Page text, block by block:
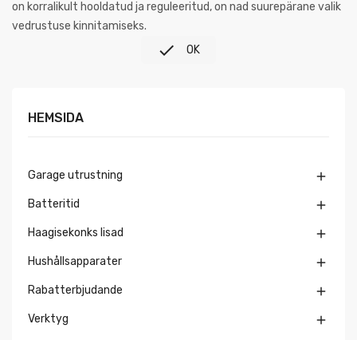
on korralikult hooldatud ja reguleeritud, on nad suurepärane valik
vedrustuse kinnitamiseks.
 OK
HEMSIDA
Garage utrustning 
Batteritid 
Haagisekonks lisad 
Hushållsapparater 
Rabatterbjudande 
Verktyg 